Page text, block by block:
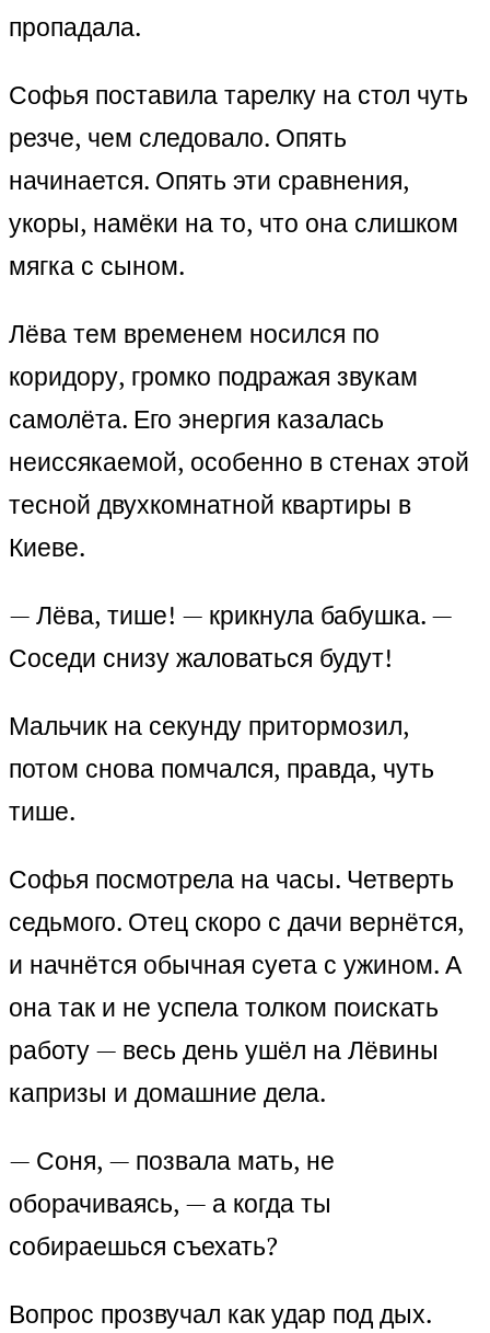
пропадала.
Софья поставила тарелку на стол чуть
резче, чем следовало. Опять
начинается. Опять эти сравнения,
укоры, намёки на то, что она слишком
мягка с сыном.
Лёва тем временем носился по
коридору, громко подражая звукам
самолёта. Его энергия казалась
неиссякаемой, особенно в стенах этой
тесной двухкомнатной квартиры в
Киеве.
— Лёва, тише! — крикнула бабушка. —
Соседи снизу жаловаться будут!
Мальчик на секунду притормозил,
потом снова помчался, правда, чуть
тише.
Софья посмотрела на часы. Четверть
седьмого. Отец скоро с дачи вернётся,
и начнётся обычная суета с ужином. А
она так и не успела толком поискать
работу — весь день ушёл на Лёвины
капризы и домашние дела.
— Соня, — позвала мать, не
оборачиваясь, — а когда ты
собираешься съехать?
Вопрос прозвучал как удар под дых.